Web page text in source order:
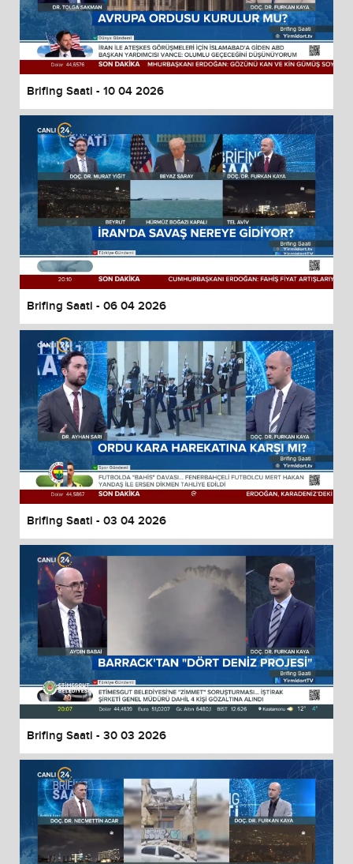
Brifing Saati - 10 04 2026
Brifing Saati - 06 04 2026
Brifing Saati - 03 04 2026
Brifing Saati - 30 03 2026